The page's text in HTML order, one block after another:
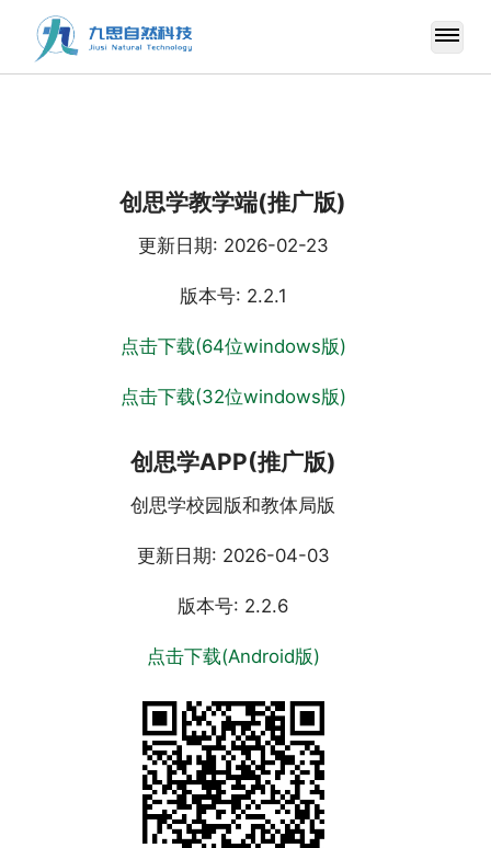
创思学教学端(推广版)
更新日期: 2026-02-23
版本号: 2.2.1
点击下载(64位windows版)
点击下载(32位windows版)
创思学APP(推广版)
创思学校园版和教体局版
更新日期: 2026-04-03
版本号: 2.2.6
点击下载(Android版)